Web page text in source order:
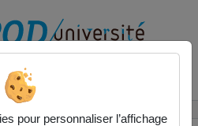
pour personnaliser l’affichage